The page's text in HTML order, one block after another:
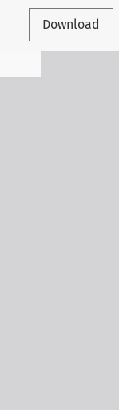
Download